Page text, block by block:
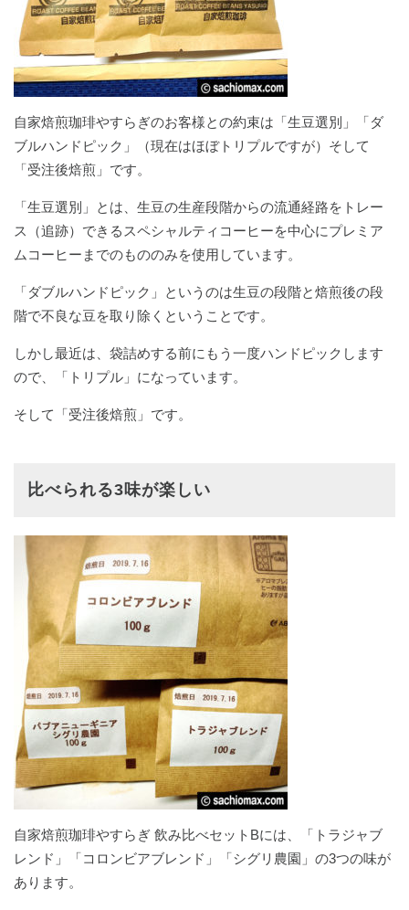
自家焙煎珈琲やすらぎのお客様との約束は 「生豆選別」「ダ
ブルハンドピック」
（現在はほぼトリプルですが）そして
「受注後焙煎」 です。
「生豆選別」
とは、生豆の生産段階からの流通経路をトレー
ス（追跡）できるスペシャルティコーヒーを中心にプレミア
ムコーヒーまでのもののみを使用しています。
「ダブルハンドピック」
というのは生豆の段階と焙煎後の段
階で不良な豆を取り除くということです。
しかし最近は、袋詰めする前にもう一度ハンドピックします
ので、
「トリプル」 になっています。
そして 「受注後焙煎」です。
比べられる3味が楽しい
自家焙煎珈琲やすらぎ 飲み比べセットBには、「トラジャブ
レンド」「コロンビアブレンド」「シグリ農園」の3つの味が
あります。